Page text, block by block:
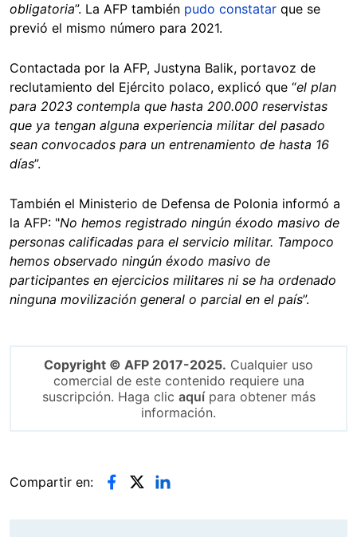
obligatoria”. La AFP también pudo constatar que se
previó el mismo número para 2021.
Contactada por la AFP, Justyna Balik, portavoz de
reclutamiento del Ejército polaco, explicó que “el plan
para 2023 contempla que hasta 200.000 reservistas
que ya tengan alguna experiencia militar del pasado
sean convocados para un entrenamiento de hasta 16
días”.
También el Ministerio de Defensa de Polonia informó a
la AFP: "No hemos registrado ningún éxodo masivo de
personas calificadas para el servicio militar. Tampoco
hemos observado ningún éxodo masivo de
participantes en ejercicios militares ni se ha ordenado
ninguna movilización general o parcial en el país”.
Copyright © AFP 2017-2025. Cualquier uso
comercial de este contenido requiere una
suscripción. Haga clic aquípara obtener más
información.
Compartir en: